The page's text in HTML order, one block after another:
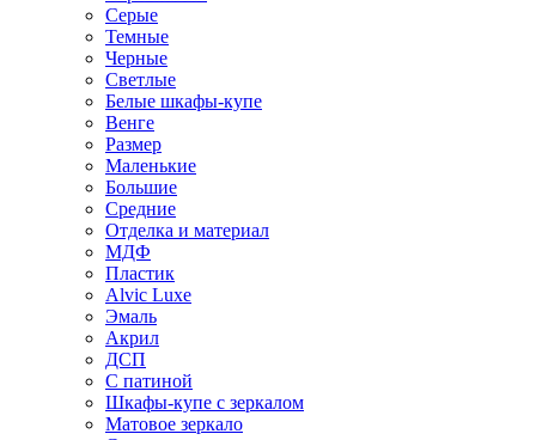
Серые
Темные
Черные
Светлые
Белые шкафы-купе
Венге
Размер
Маленькие
Большие
Средние
Отделка и материал
МДФ
Пластик
Alvic Luxe
Эмаль
Акрил
ДСП
С патиной
Шкафы-купе с зеркалом
Матовое зеркало